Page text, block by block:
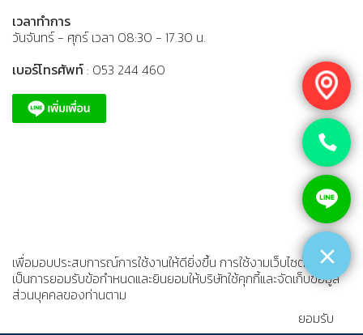
เวลาทำการ
วันจันทร์ - ศุกร์ เวลา 08:30 - 17.30 น.
เบอร์โทรศัพท์ : 053 244 460
เพื่อมอบประสบการณ์การใช้งานให้ดียิ่งขึ้น การใช้งามเว็บไซต์นี้
เป็นการยอมรับข้อกำหนดและยินยอมให้บริษัทใช้คุกกี้และจัดเก็บข้อมูล
ส่วนบุคคลของท่านตาม
ยอมรับ